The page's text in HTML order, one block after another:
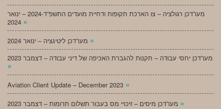
מעו”דכן רגולציה – צו הארכת תקופות ודחיית מועדים התשפ”ד-2024 – ינואר
»
»
מעו”דכן יחסי עבודה – תקנות להגברת האכיפה של דיני עבודה – דצמבר 2023
»
Aviation Client Update – December 2023 »
»